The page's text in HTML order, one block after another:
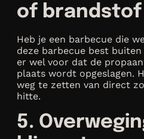
of brandstof
Heb je een barbecue die
deze barbecue best
er wel voor dat de
plaats wordt opgeslagen.
weg te zetten van direct
hitte.
5.